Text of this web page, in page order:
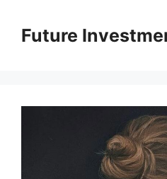
вмістуFuture